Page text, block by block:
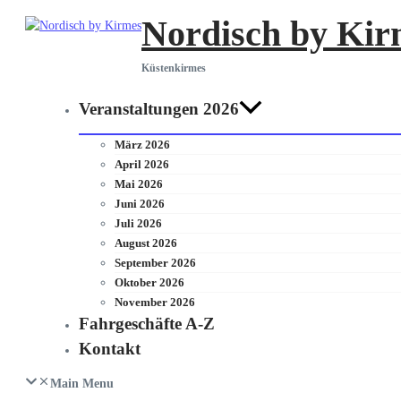
Zum
Inhalt
Nordisch by
Küstenkirmes
Veranstaltungen 2026
März 2026
April 2026
Mai 2026
Juni 2026
Juli 2026
August 2026
September 2026
Oktober 2026
November 2026
Fahrgeschäfte A-Z
Kontakt
Main Menu